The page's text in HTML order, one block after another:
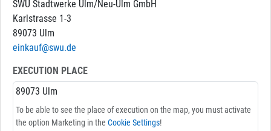
SWU Stadtwerke Ulm/Neu-Ulm GmbH
Karlstrasse 1-3
89073 Ulm
einkauf@swu.de
EXECUTION PLACE
89073 Ulm
To be able to see the place of execution on the map, you must activate
the option Marketing in the Cookie Settings!